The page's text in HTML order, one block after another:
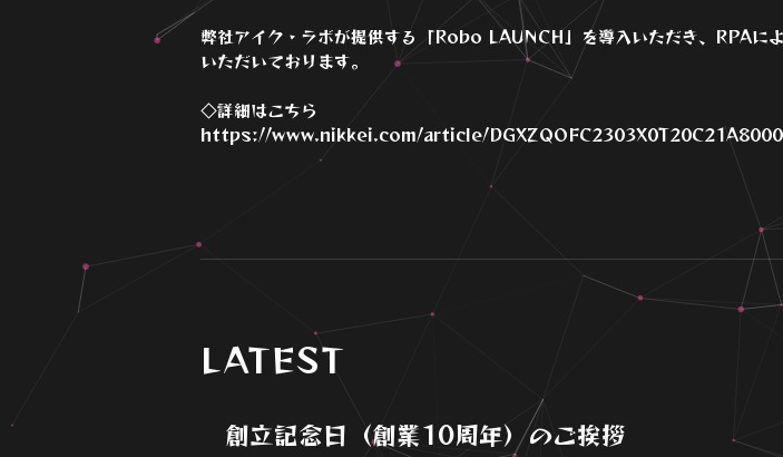
弊社アイク・ラボが提供する「Robo LAUNCH」を導入いただき、RPAに
いただいております。
◇詳細はこちら
https://www.nikkei.com/article/
LATEST
創立記念日（創業10周年）のご挨拶